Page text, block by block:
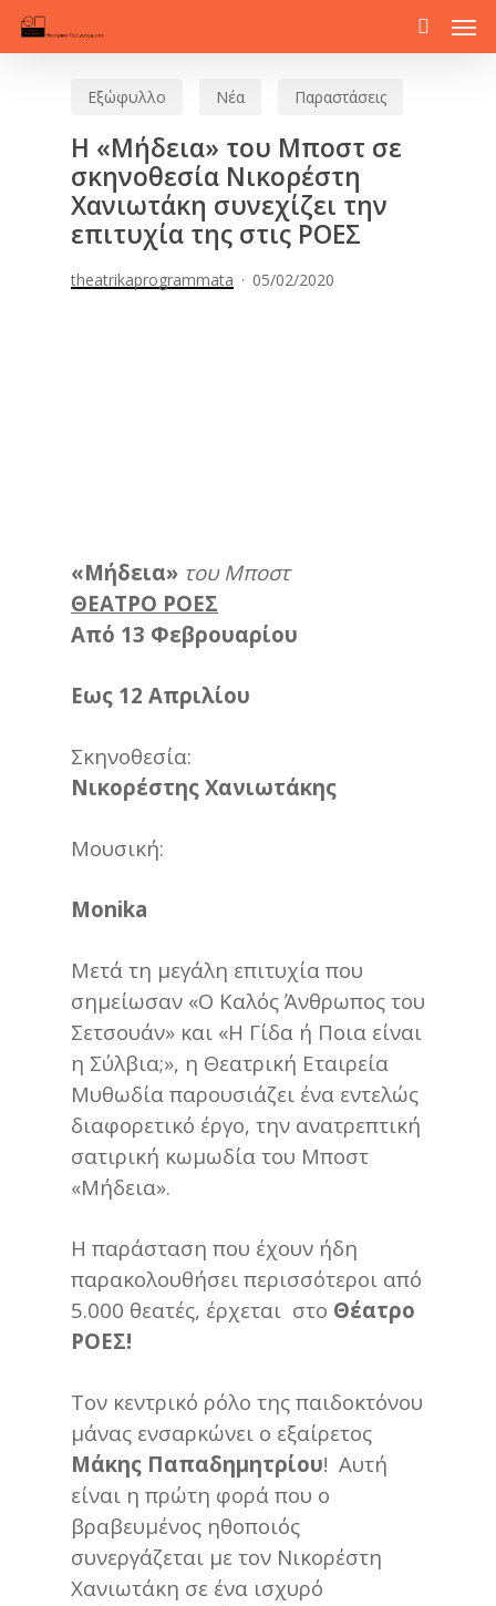
Skip
search
Εξώφυλλο Νέα Παραστάσεις
Η «Μήδεια» του Μποστ σε
σκηνοθεσία Νικορέστη
Χανιωτάκη συνεχίζει την
επιτυχία της στις ΡΟΕΣ
theatrikaprogrammata 05/02/2020
«Μήδεια» του Μποστ
ΘΕΑΤΡΟ ΡΟΕΣ
Από 13 Φεβρουαρίου
Εως 12 Απριλίου
Σκηνοθεσία:
Νικορέστης Χανιωτάκης
Μουσική:
Monika
Μετά τη μεγάλη επιτυχία που
σημείωσαν «Ο Καλός Άνθρωπος του
Σετσουάν» και «Η Γίδα ή Ποια είναι
η Σύλβια;», η Θεατρική Εταιρεία
Μυθωδία παρουσιάζει ένα εντελώς
διαφορετικό έργο, την ανατρεπτική
σατιρική κωμωδία του Μποστ
«Μήδεια».
Η παράσταση που έχουν ήδη
παρακολουθήσει περισσότεροι από
5.000 θεατές, έρχεται στο Θέατρο
ΡΟΕΣ!
Τον κεντρικό ρόλο της παιδοκτόνου
μάνας ενσαρκώνει ο εξαίρετος
Μάκης Παπαδημητρίου! Αυτή
είναι η πρώτη φορά που ο
βραβευμένος ηθοποιός
συνεργάζεται με τον Νικορέστη
Χανιωτάκη σε ένα ισχυρό